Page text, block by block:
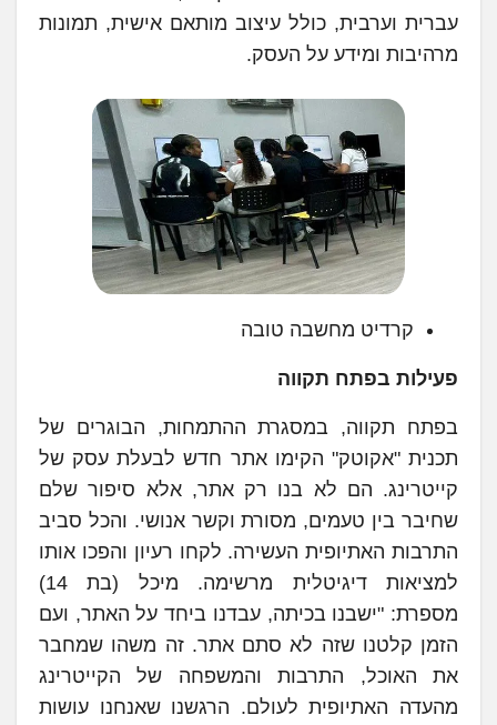
עברית וערבית, כולל עיצוב מותאם אישית, תמונות
מרהיבות ומידע על העסק.
קרדיט מחשבה טובה
פעילות בפתח תקווה
בפתח תקווה, במסגרת ההתמחות, הבוגרים של
תכנית "אקוטק" הקימו אתר חדש לבעלת עסק של
קייטרינג. הם לא בנו רק אתר, אלא סיפור שלם
שחיבר בין טעמים, מסורת וקשר אנושי. והכל סביב
התרבות האתיופית העשירה. לקחו רעיון והפכו אותו
למציאות דיגיטלית מרשימה. מיכל (בת 14)
מספרת: "ישבנו בכיתה, עבדנו ביחד על האתר, ועם
הזמן קלטנו שזה לא סתם אתר. זה משהו שמחבר
את האוכל, התרבות והמשפחה של הקייטרינג
מהעדה האתיופית לעולם. הרגשנו שאנחנו עושות